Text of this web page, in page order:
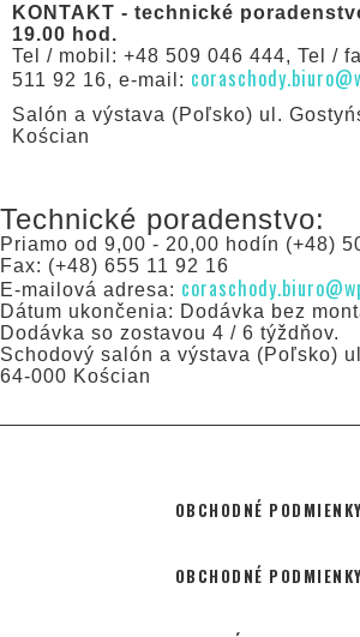
KONTAKT - technické
19.00 hod.
Tel / mobil: +48 509 046 444, Tel /
511 92 16, e-mail:
Salón a výstava (Poľsko) ul.
Kościan
Technické poradenstvo:
Priamo od 9,00 - 20,00 hodín (+48)
Fax: (+48) 655 11 92 16
E-mailová adresa:
Dátum ukončenia: Dodávka bez
Dodávka so zostavou 4 / 6 týždňov.
Schodový salón a výstava (Poľsko)
64-000 Kościan
OBCHODNÉ PODMIENKY
OBCHODNÉ PODMIENKY